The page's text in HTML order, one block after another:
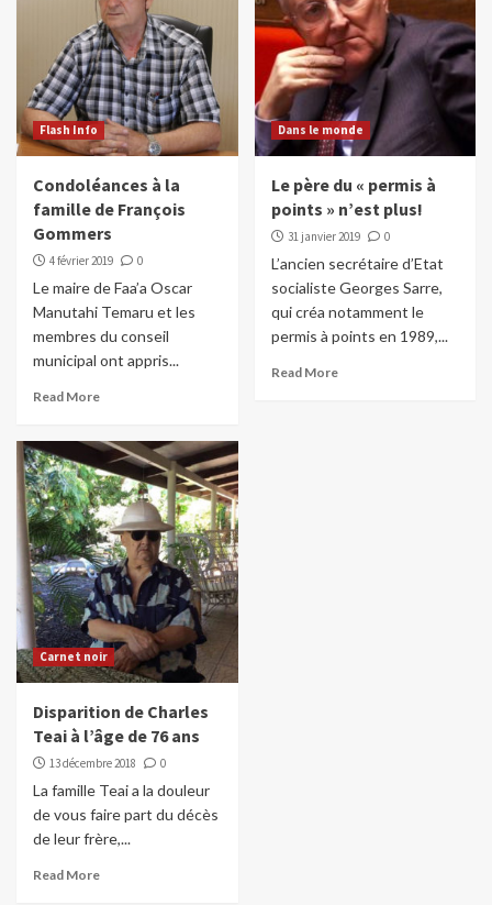
Flash Info
Condoléances à la
famille de François
Gommers
4 février 2019 0
Le maire de Faa’a Oscar
Manutahi Temaru et les
membres du conseil
municipal ont appris...
Read More
Dans le monde
Le père du « permis à
points » n’est plus!
31 janvier 2019 0
L’ancien secrétaire d’Etat
socialiste Georges Sarre,
qui créa notamment le
permis à points en 1989,...
Read More
Carnet noir
Disparition de Charles
Teai à l’âge de 76 ans
13 décembre 2018 0
La famille Teai a la douleur
de vous faire part du décès
de leur frère,...
Read More